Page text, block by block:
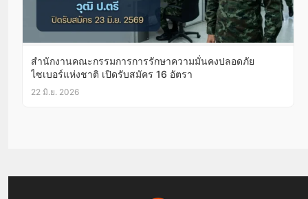
สำนักงานคณะกรรมการการรักษาความมั่นคงปลอดภัย
ไซเบอร์แห่งชาติ เปิดรับสมัคร 16 อัตรา
22 มิ.ย. 2026